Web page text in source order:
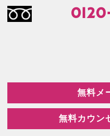
無料メ
無料カウン